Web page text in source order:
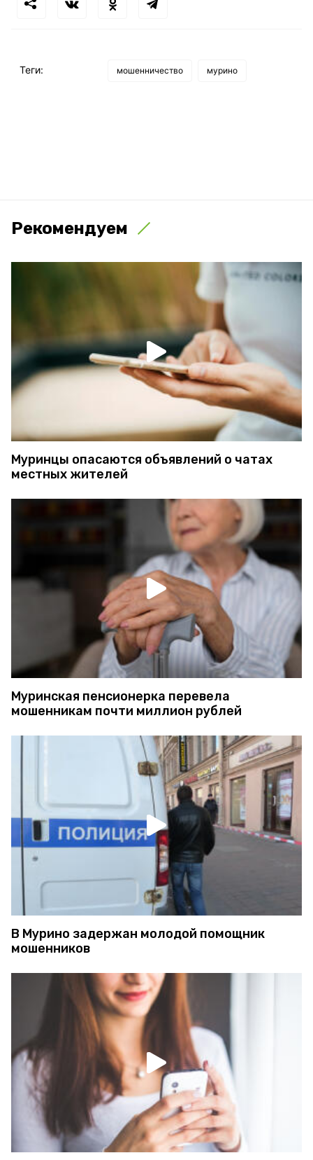
Теги: мошенничество мурино
Рекомендуем
Муринцы опасаются объявлений о чатах
местных жителей
Муринская пенсионерка перевела
мошенникам почти миллион рублей
В Мурино задержан молодой помощник
мошенников